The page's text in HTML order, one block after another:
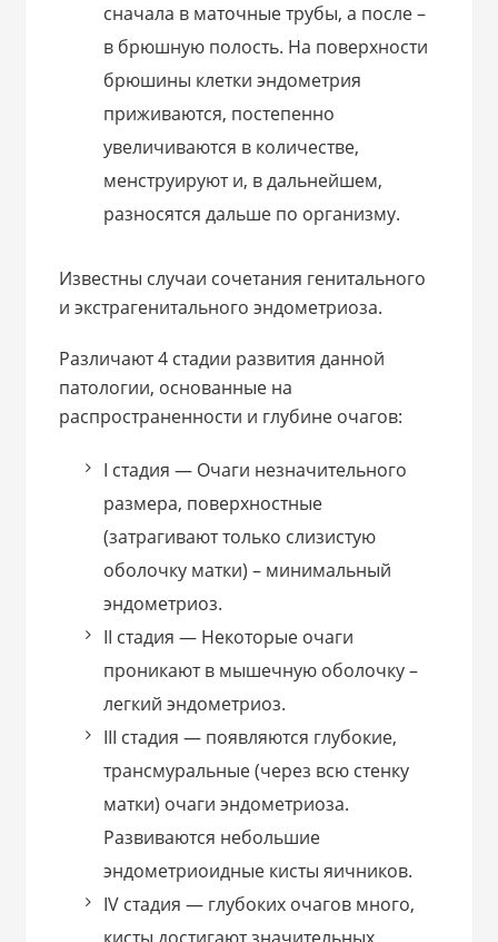
сначала в маточные трубы, а после –
в брюшную полость. На поверхности
брюшины клетки эндометрия
приживаются, постепенно
увеличиваются в количестве,
менструируют и, в дальнейшем,
разносятся дальше по организму.
Известны случаи сочетания генитального
и экстрагенитального эндометриоза.
Различают 4 стадии развития данной
патологии, основанные на
распространенности и глубине очагов:
I стадия — Очаги незначительного
размера, поверхностные
(затрагивают только слизистую
оболочку матки) – минимальный
эндометриоз.
II стадия — Некоторые очаги
проникают в мышечную оболочку –
легкий эндометриоз.
III стадия — появляются глубокие,
трансмуральные (через всю стенку
матки) очаги эндометриоза.
Развиваются небольшие
эндометриоидные кисты яичников.
IV стадия — глубоких очагов много,